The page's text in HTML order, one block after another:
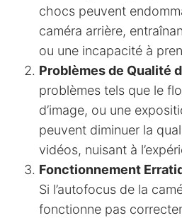
chocs peuvent
caméra arrière,
ou une incapacité à
Problèmes de Qualité
problèmes tels que le
d’image, ou une
peuvent diminuer la
vidéos, nuisant à
Fonctionnement
Si l’autofocus de la
fonctionne pas